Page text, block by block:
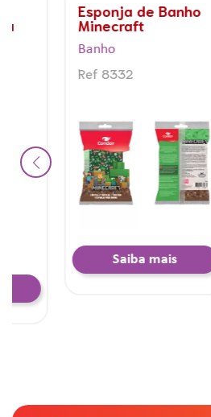
Esponja de Banho
Minecraft
Ref 8332
Saiba mais